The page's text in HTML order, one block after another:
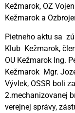
Kežmarok, OZ
Kežmarok a
Pietneho aktu sa
Klub Kežmarok,
OU Kežmarok Ing.
Kežmarok Mgr.
Vývlek, OSSR boli
2.mechanizovanej
verejnej správy,